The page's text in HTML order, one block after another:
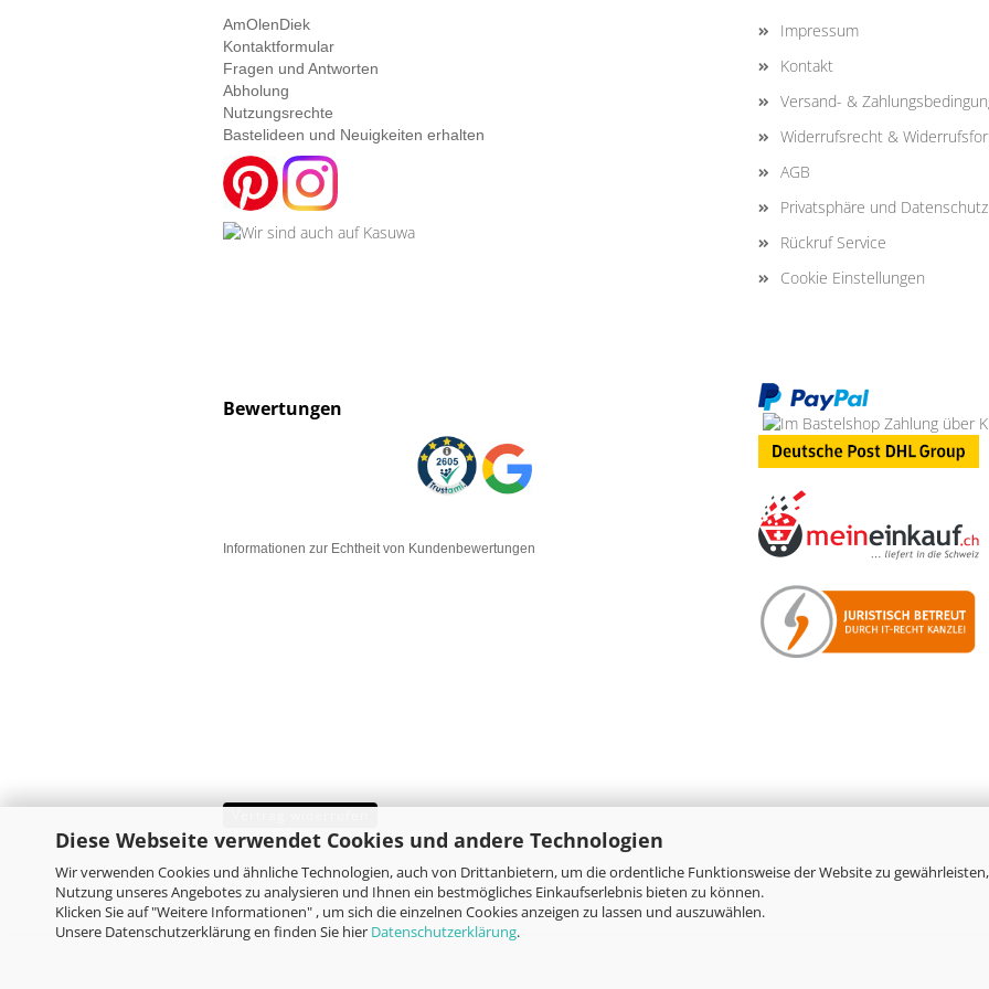
Diese Webseite verwendet Cookies und andere Technologien
Wir verwenden Cookies und ähnliche Technologien, auch von Drittanbietern, um die ordentliche Funktionsweise der Website zu
Nutzung unseres Angebotes zu analysieren und Ihnen ein bestmögliches Einkaufserlebnis bieten zu können.
Klicken Sie auf "Weitere Informationen" , um sich die einzelnen Cookies anzeigen zu lassen und auszuwählen.
Unsere Datenschutzerklärung en finden Sie hier Datenschutzerklärung.
AmOlenDiek
Kontaktformular
Fragen und Antworten
Abholung
Nutzungsrechte
Bastelideen und Neuigkeiten erhalten
Impressum
Kontakt
Versand- &
Widerrufsrecht &
AGB
Privatsphäre und Datenschutz
Rückruf Service
Cookie Einstellungen
Bewertungen
Informationen zur Echtheit von Kundenbewertungen
Online-Shopby Gambio.de © 2026